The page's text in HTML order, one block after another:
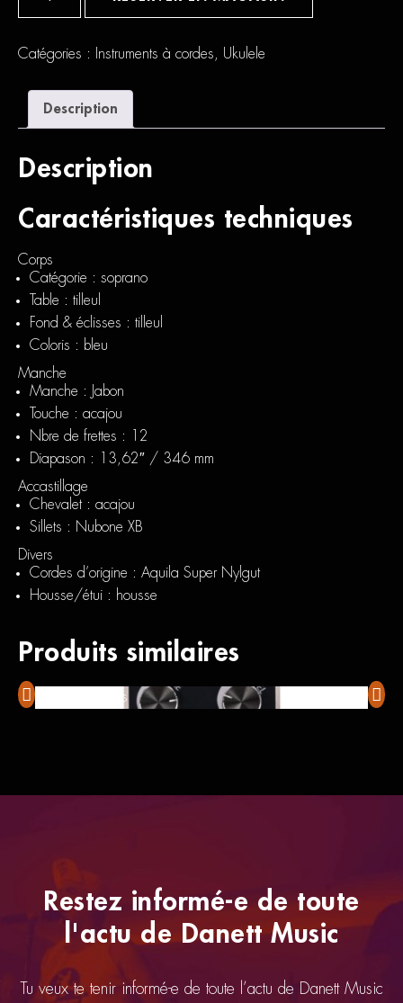
Slim
Housse
Catégories : Instruments à cordes Ukulele
Description
Description
Caractéristiques techniques
Corps
Catégorie : soprano
Table : tilleul
Fond & éclisses : tilleul
Coloris : bleu
Manche
Manche : Jabon
Touche : acajou
Nbre de frettes : 12
Diapason : 13,62″ / 346 mm
Accastillage
Chevalet : acajou
Sillets : Nubone XB
Divers
Cordes d’origine : Aquila Super Nylgut
Housse/étui : housse
Produits similaires
Foxgear Echoes
Restez informé-e de toute
l'actu de Danett Music
Tu veux te tenir informé-e de toute l’actu de Danett Music